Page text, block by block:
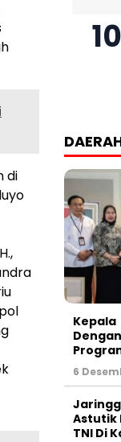
di
Kepala
6
Astutik
TNI Di